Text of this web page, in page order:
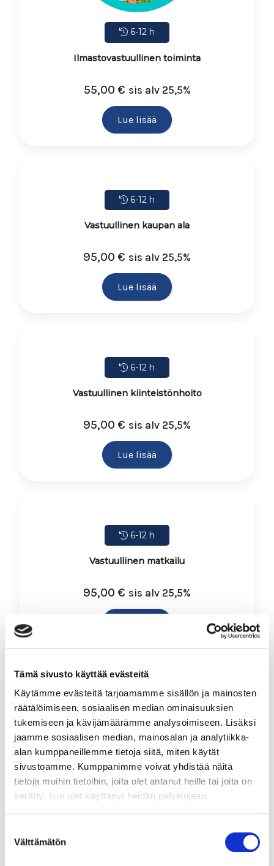
Tämä sivusto käyttää evästeitä
Käytämme evästeitä tarjoamamme sisällön ja mainosten
räätälöimiseen, sosiaalisen median ominaisuuksien
tukemiseen ja kävijämäärämme analysoimiseen. Lisäksi
jaamme sosiaalisen median, mainosalan ja analytiikka-
alan kumppaneillemme tietoja siitä, miten käytät
sivustoamme. Kumppanimme voivat yhdistää näitä
tietoja muihin tietoihin, joita olet antanut heille tai joita on
kerätty, kun olet käyttänyt heidän palvelujaan.
valinta
Välttämätön
6-12 h
Ilmastovastuullinen toiminta
55,00 € sis alv 25,5%
Lue lisää
6-12 h
Vastuullinen kaupan ala
95,00 € sis alv 25,5%
Lue lisää
6-12 h
Vastuullinen kiinteistönhoito
95,00 € sis alv 25,5%
Lue lisää
6-12 h
Vastuullinen matkailu
95,00 € sis alv 25,5%
6-12 h
Vastuullinen puhtauspalveluala
€ sis alv 25,5%
Lue lisää